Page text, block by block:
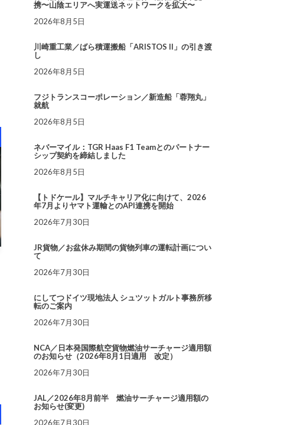
携〜山陰エリアへ実運送ネットワークを拡大〜
2026年8月5日
川崎重工業／ばら積運搬船「ARISTOS II」の引き渡
し
2026年8月5日
フジトランスコーポレーション／新造船「蓉翔丸」
就航
2026年8月5日
ネバーマイル：TGR Haas F1 Teamとのパートナー
シップ契約を締結しました
2026年8月5日
【トドケール】マルチキャリア化に向けて、2026
年7月よりヤマト運輸とのAPI連携を開始
2026年7月30日
JR貨物／お盆休み期間の貨物列車の運転計画につい
て
2026年7月30日
にしてつドイツ現地法人 シュツットガルト事務所移
転のご案内
2026年7月30日
NCA／日本発国際航空貨物燃油サーチャージ適用額
のお知らせ（2026年8月1日適用 改定）
2026年7月30日
JAL／2026年8月前半 燃油サーチャージ適用額の
お知らせ(変更)
2026年7月30日